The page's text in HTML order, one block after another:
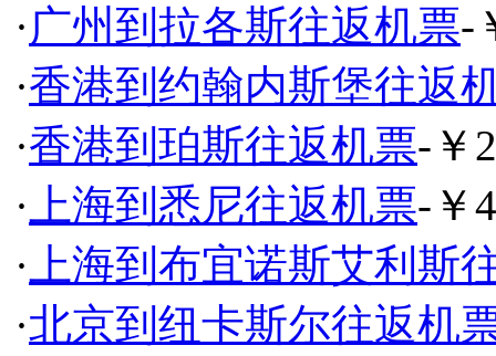
·广州到拉各斯往返机票-
·香港到约翰内斯堡往返
·香港到珀斯往返机票-￥
· 上海到悉尼往返机票-￥
· 上海到布宜诺斯艾利斯
·北京到纽卡斯尔往返机